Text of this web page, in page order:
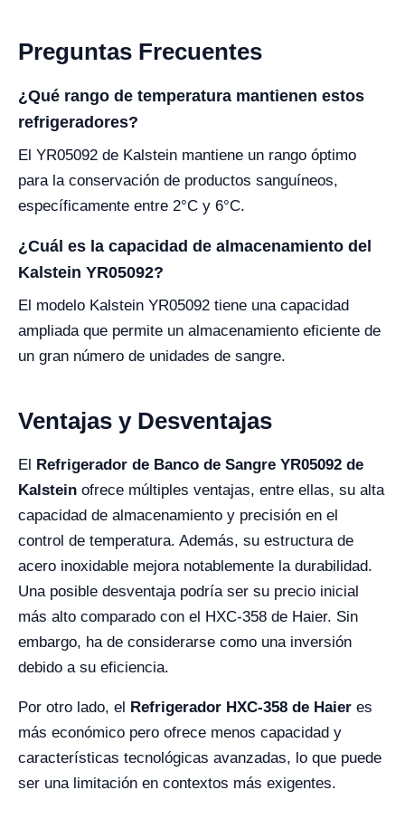
Preguntas Frecuentes
¿Qué rango de temperatura mantienen estos
refrigeradores?
El YR05092 de Kalstein mantiene un rango óptimo
para la conservación de productos sanguíneos,
específicamente entre 2°C y 6°C.
¿Cuál es la capacidad de almacenamiento del
Kalstein YR05092?
El modelo Kalstein YR05092 tiene una capacidad
ampliada que permite un almacenamiento eficiente de
un gran número de unidades de sangre.
Ventajas y Desventajas
El Refrigerador de Banco de Sangre YR05092 de
Kalstein ofrece múltiples ventajas, entre ellas, su alta
capacidad de almacenamiento y precisión en el
control de temperatura. Además, su estructura de
acero inoxidable mejora notablemente la durabilidad.
Una posible desventaja podría ser su precio inicial
más alto comparado con el HXC-358 de Haier. Sin
embargo, ha de considerarse como una inversión
debido a su eficiencia.
Por otro lado, el Refrigerador HXC-358 de Haier es
más económico pero ofrece menos capacidad y
características tecnológicas avanzadas, lo que puede
ser una limitación en contextos más exigentes.